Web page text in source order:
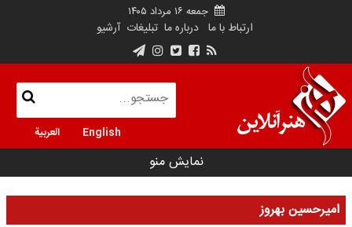
جمعه ۱۶ مرداد ۱۴۰۵
ارتباط با ما درباره ما تبلیغات آرشیو
English العربية
نمایش منو
امیرحسین بهروز